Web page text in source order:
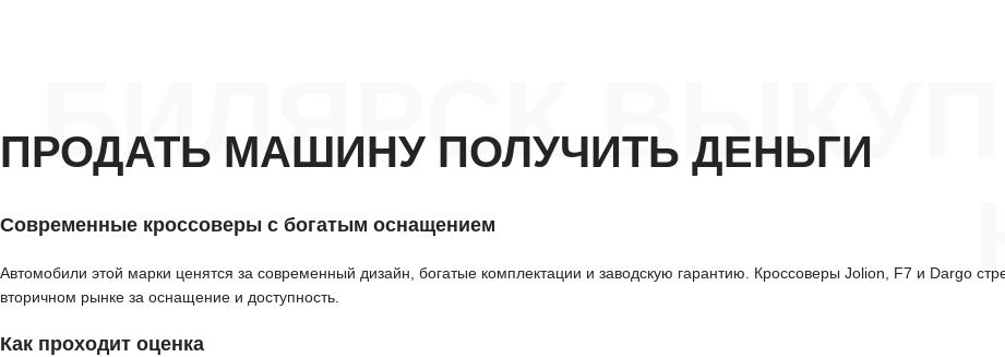
БИЛЯРСК ВЫКУП
ПРОДАТЬ МАШИНУ ПОЛУЧИТЬ ДЕНЬГИ
Современные кроссоверы с богатым оснащением
Автомобили этой марки ценятся за современный дизайн, богатые комплектации и заводскую гарантию. Кроссоверы Jolion, F7 и Dargo
вторичном рынке за оснащение и доступность.
Как проходит оценка